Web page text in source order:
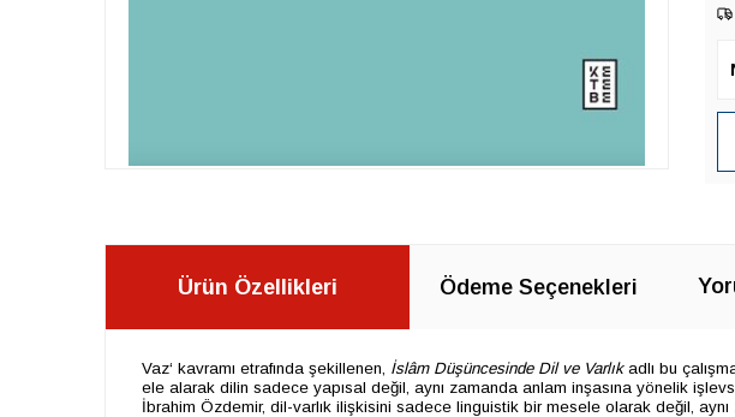
Ürün Özellikleri Ödeme Seçenekleri
Vaz‘ kavramı etrafında şekillenen, İslâm Düşüncesinde Dil ve Varlıkadlı bu
ele alarak dilin sadece yapısal değil, aynı zamanda anlam inşasına yönelik
İbrahim Özdemir, dil-varlık ilişkisini sadece linguistik bir mesele olarak değil,